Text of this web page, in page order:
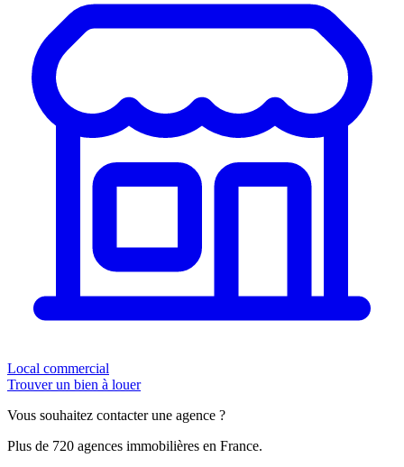
Local commercial
Trouver un bien à louer
Vous souhaitez contacter une agence ?
Plus de 720 agences immobilières en France.